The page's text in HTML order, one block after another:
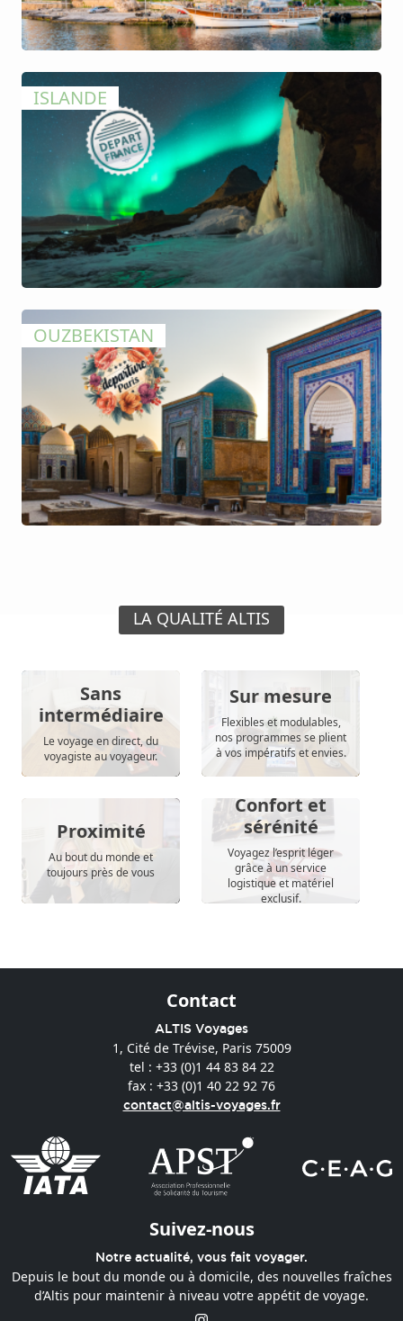
ISLANDE
OUZBEKISTAN
LA QUALITÉ ALTIS
Sans
intermédiaire
Le voyage en direct, du
voyagiste au voyageur.
Sur mesure
Flexibles et modulables,
nos programmes se plient
à vos impératifs et envies.
Proximité
Au bout du monde et
toujours près de vous
Confort et
sérénité
Voyagez l’esprit léger
grâce à un service
logistique et matériel
exclusif.
Contact
ALTIS Voyages
1, Cité de Trévise, Paris 75009
tel : +33 (0)1 44 83 84 22
fax : +33 (0)1 40 22 92 76
contact@altis-voyages.fr
Suivez-nous
Notre actualité, vous fait voyager.
Depuis le bout du monde ou à domicile, des nouvelles fraîches
d’Altis pour maintenir à niveau votre appétit de voyage.